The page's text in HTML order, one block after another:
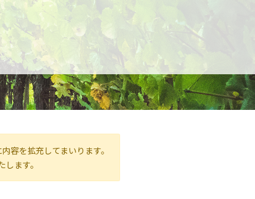
容を拡充してまいります。
します。